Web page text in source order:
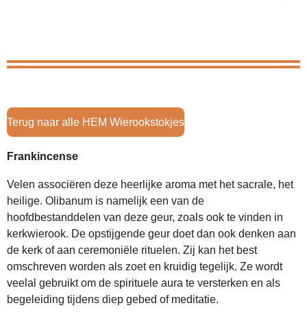
Terug naar alle HEM Wierookstokjes
Frankincense
Velen associëren deze heerlijke aroma met het sacrale, het
heilige. Olibanum is namelijk een van de
hoofdbestanddelen van deze geur, zoals ook te vinden in
kerkwierook. De opstijgende geur doet dan ook denken aan
de kerk of aan ceremoniële rituelen. Zij kan het best
omschreven worden als zoet en kruidig tegelijk. Ze wordt
veelal gebruikt om de spirituele aura te versterken en als
begeleiding tijdens diep gebed of meditatie.